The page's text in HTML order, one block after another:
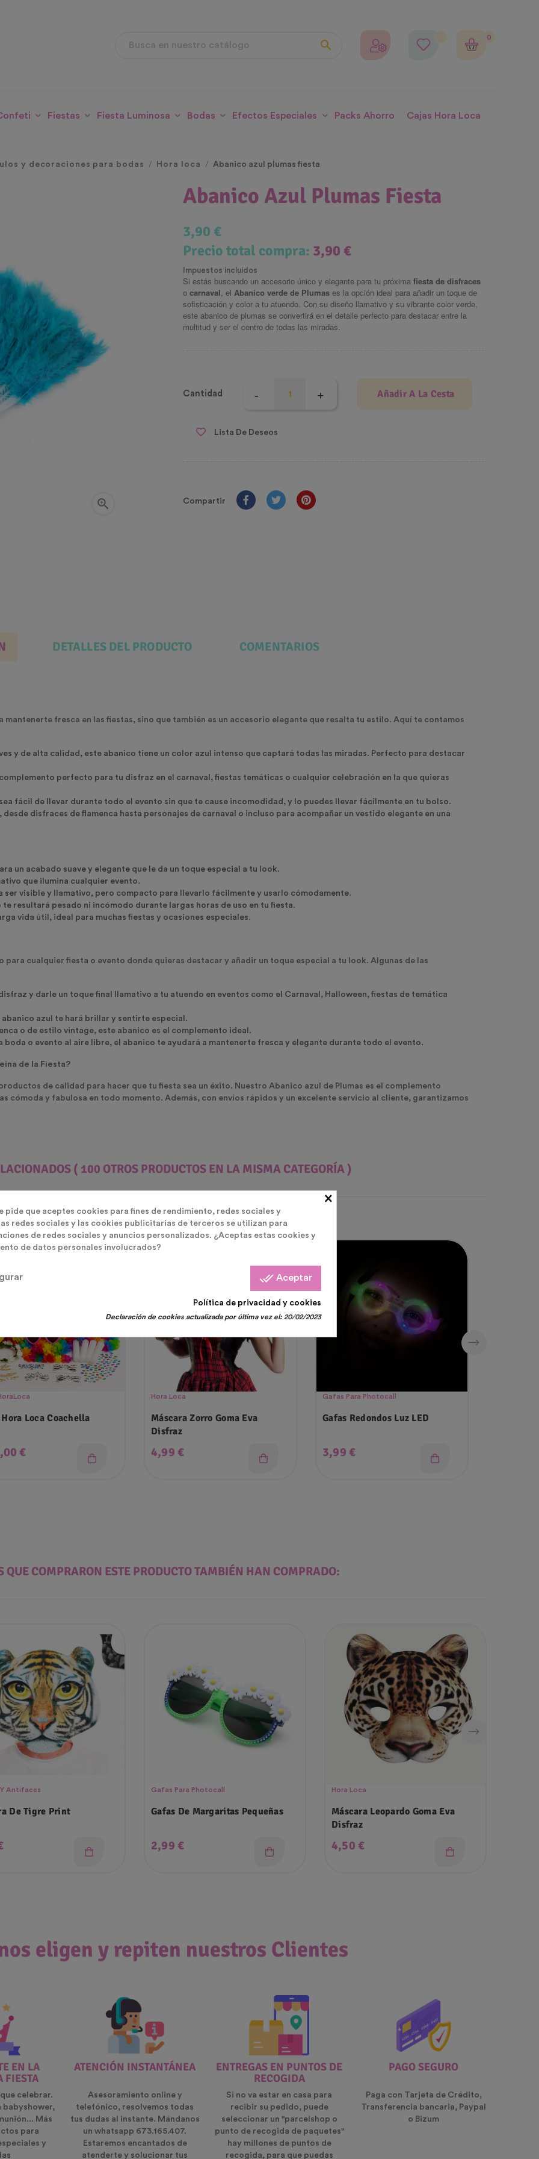

0
Fiestas Fiesta Luminosa Bodas Efectos Especiales Packs Ahorro Cajas Hora Loca
y decoraciones para bodas Hora loca Abanico azul plumas fiesta

Abanico Azul Plumas Fiesta
3,90 €
Precio total compra: 3,90 €
Impuestos incluidos
Si estás buscando un accesorio único y elegante para tu próxima fiesta de disfraces
o carnaval, el Abanico verde de Plumas es la opción ideal para añadir un toque de
sofisticación y color a tu atuendo. Con su diseño llamativo y su vibrante color verde,
este abanico de plumas se convertirá en el detalle perfecto para destacar entre la
multitud y ser el centro de todas las miradas.
Cantidad Añadir A La Cesta
Lista De Deseos
Compartir
DETALLES DEL PRODUCTO COMENTARIOS
mantenerte fresca en las fiestas, sino que también es un accesorio elegante que resalta tu estilo. Aquí te contamos
y de alta calidad, este abanico tiene un color azul intenso que captará todas las miradas. Perfecto para destacar
perfecto para tu disfraz en el carnaval, fiestas temáticas o cualquier celebración en la que quieras
fácil de llevar durante todo el evento sin que te cause incomodidad, y lo puedes llevar fácilmente en tu bolso.
desde disfraces de flamenca hasta personajes de carnaval o incluso para acompañar un vestido elegante en una
un acabado suave y elegante que le da un toque especial a tu look.
que ilumina cualquier evento.
ser visible y llamativo, pero compacto para llevarlo fácilmente y usarlo cómodamente.
resultará pesado ni incómodo durante largas horas de uso en tu fiesta.
vida útil, ideal para muchas fiestas y ocasiones especiales.
para cualquier fiesta o evento donde quieras destacar y añadir un toque especial a tu look. Algunas de las
y darle un toque final llamativo a tu atuendo en eventos como el Carnaval, Halloween, fiestas de temática
azul te hará brillar y sentirte especial.
o de estilo vintage, este abanico es el complemento ideal.
boda o evento al aire libre, el abanico te ayudará a mantenerte fresca y elegante durante todo el evento.
de la Fiesta?
de calidad para hacer que tu fiesta sea un éxito. Nuestro Abanico azul de Plumas es el complemento
cómoda y fabulosa en todo momento. Además, con envíos rápidos y un excelente servicio al cliente, garantizamos
( 100 OTROS PRODUCTOS EN LA MISMA CATEGORÍA )
Loca Coachella
€
Hora Loca
Máscara Zorro Goma Eva
Disfraz
Precio
4,99 €
Gafas Para Photocall
Gafas Redondos Luz LED
Precio
3,99 €
QUE COMPRARON ESTE PRODUCTO TAMBIÉN HAN COMPRADO:
Antifaces
De Tigre Print
Gafas Para Photocall
Gafas De Margaritas Pequeñas
Precio
2,99 €
Hora Loca
Máscara Leopardo Goma Eva
Disfraz
Precio
4,50 €
eligen y repiten nuestros Clientes
EN LA
FIESTA
celebrar.
babyshower,
Más
para
y
ATENCIÓN INSTANTÁNEA
Asesoramiento online y
telefónico, resolvemos todas
tus dudas al instante. Mándanos
un whatsapp 673.165.407.
Estaremos encantados de
atenderte y solucionar tus
ENTREGAS EN PUNTOS DE
RECOGIDA
Si no va estar en casa para
recibir su pedido, puede
seleccionar un "parcelshop o
punto de recogida de paquetes"
hay millones de puntos de
recogida, para que puedas
PAGO SEGURO
Paga con Tarjeta de Crédito,
Transferencia bancaria, Paypal
o Bizum
×
pide que aceptes cookies para fines de rendimiento, redes sociales y
redes sociales y las cookies publicitarias de terceros se utilizan para
de redes sociales y anuncios personalizados. ¿Aceptas estas cookies y
de datos personales involucrados?
done_all Aceptar
Política de privacidad y cookies
Declaración de cookies actualizada por última vez el:20/02/2023